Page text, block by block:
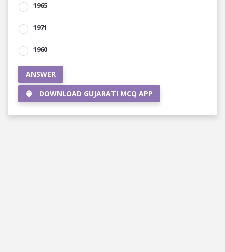
1965
1971
1960
ANSWER
DOWNLOAD GUJARATI MCQ APP